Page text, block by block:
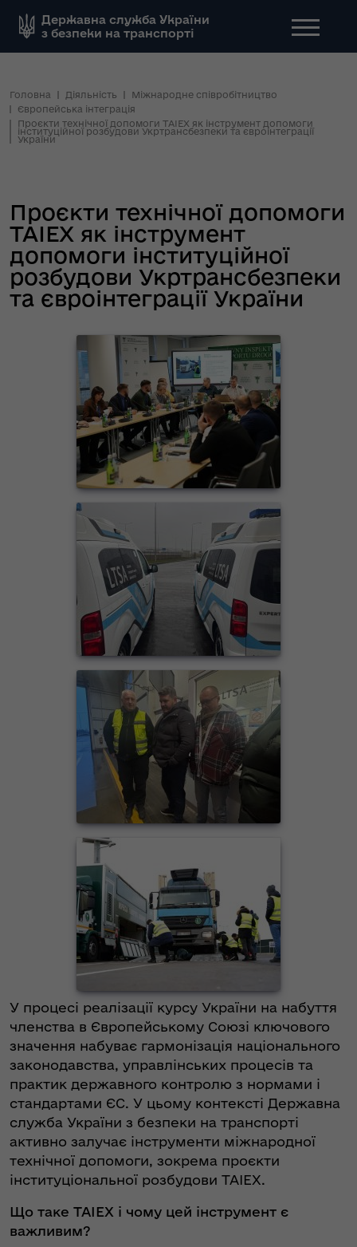
Державна служба України
з безпеки на транспорті
Головна Діяльність
Міжнародне співробітництво
Європейська інтеграція
Проєкти технічної допомоги TAIEX як інструмент допомоги
інституційної розбудови Укртрансбезпеки та євроінтеграції
України
Проєкти технічної допомоги
TAIEX як інструмент
допомоги інституційної
розбудови Укртрансбезпеки
та євроінтеграції України
У процесі реалізації курсу України на набуття
членства в Європейському Союзі ключового
значення набуває гармонізація національного
законодавства, управлінських процесів та
практик державного контролю з нормами і
стандартами ЄС. У цьому контексті Державна
служба України з безпеки на транспорті
активно залучає інструменти міжнародної
технічної допомоги, зокрема проєкти
інституціональної розбудови TAIEX.
Що таке TAIEX і чому цей інструмент є
важливим?